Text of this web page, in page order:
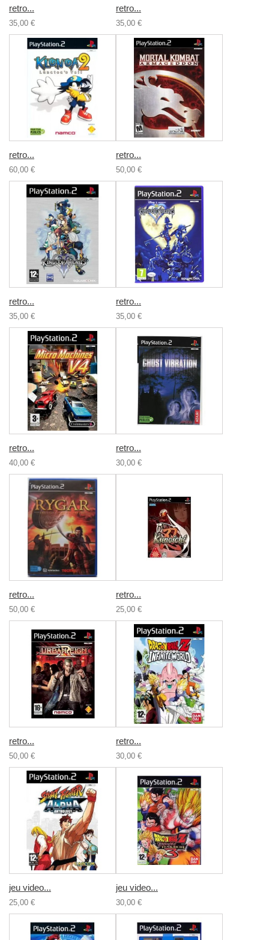
retro...
35,00 €
retro...
35,00 €
retro...
60,00 €
retro...
50,00 €
retro...
35,00 €
retro...
35,00 €
retro...
40,00 €
retro...
30,00 €
retro...
50,00 €
retro...
25,00 €
retro...
50,00 €
retro...
30,00 €
jeu video...
25,00 €
jeu video...
30,00 €